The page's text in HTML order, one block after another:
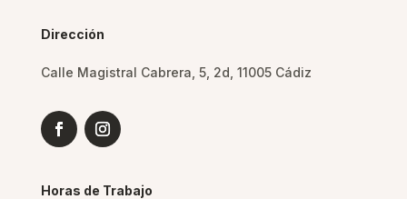
Dirección
Calle Magistral Cabrera, 5, 2d, 11005 Cádiz
Horas de Trabajo